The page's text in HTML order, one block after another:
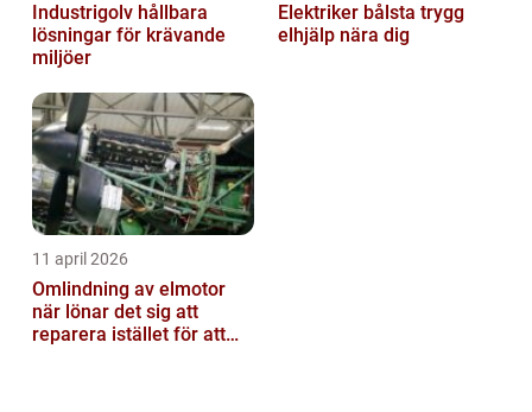
Industrigolv hållbara
lösningar för krävande
miljöer
Elektriker bålsta trygg
elhjälp nära dig
11 april 2026
Omlindning av elmotor
när lönar det sig att
reparera istället för att